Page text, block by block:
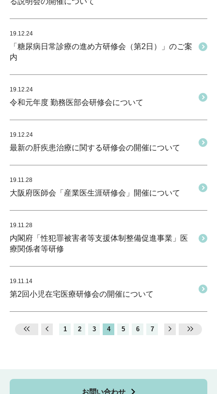
19.12.24
「糖尿病日常診療の進め方研修会（第2日）」のご案
内
19.12.24
令和元年度 勤務医部会研修会について
19.12.24
最新の肝疾患治療に関する研修会の開催について
19.11.28
大阪府医師会「産業医生涯研修会」開催について
19.11.28
内閣府「性犯罪被害者等支援体制整備促進事業」医
療関係者等研修
19.11.14
第2回小児在宅医療研修会の開催について
1 2 3 4 5 6 7
お問い合わせ